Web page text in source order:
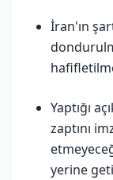
İran'ın
Yaptığı
zaptını
yerine